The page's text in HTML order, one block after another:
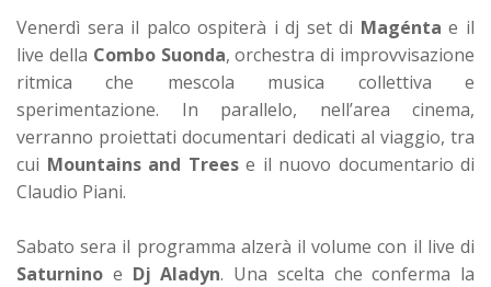
Venerdì sera il palco ospiterà i dj set di Magénta e il
live della Combo Suonda, orchestra di improvvisazione
ritmica che mescola musica collettiva e
sperimentazione. In parallelo, nell’area cinema,
verranno proiettati documentari dedicati al viaggio, tra
cui Mountains and Treese il nuovo documentario di
Claudio Piani.
Sabato sera il programma alzerà il volume con il live di
Saturnino e Dj Aladyn. Una scelta che conferma la